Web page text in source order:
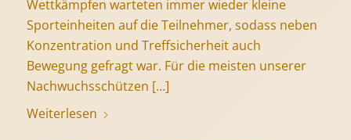
Wettkämpfen warteten immer wieder kleine
Sporteinheiten auf die Teilnehmer, sodass neben
Konzentration und Treffsicherheit auch
Bewegung gefragt war. Für die meisten unserer
Nachwuchsschützen […]
Weiterlesen